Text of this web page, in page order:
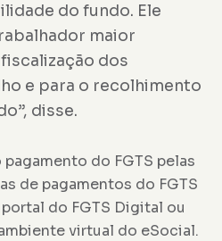
do fundo. Ele
maior
dos
e para o recolhimento
disse.
do FGTS pelas
de pagamentos do FGTS
do FGTS Digital ou
virtual do eSocial.